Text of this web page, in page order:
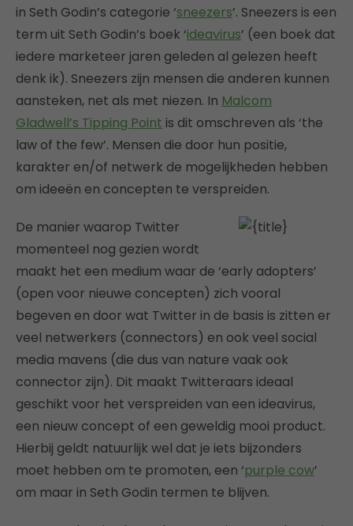
in Seth Godin’s categorie ‘sneezers’. Sneezers is een
term uit Seth Godin’s boek ‘ideavirus’ (een boek dat
iedere marketeer jaren geleden al gelezen heeft
denk ik). Sneezers zijn mensen die anderen kunnen
aansteken, net als met niezen. In Malcom
Gladwell’s Tipping Point is dit omschreven als ‘the
law of the few’. Mensen die door hun positie,
karakter en/of netwerk de mogelijkheden hebben
om ideeën en concepten te verspreiden.
De manier waarop Twitter
momenteel nog gezien wordt
maakt het een medium waar de ‘early adopters’
(open voor nieuwe concepten) zich vooral
begeven en door wat Twitter in de basis is zitten er
veel netwerkers (connectors) en ook veel social
media mavens (die dus van nature vaak ook
connector zijn). Dit maakt Twitteraars ideaal
geschikt voor het verspreiden van een ideavirus,
een nieuw concept of een geweldig mooi product.
Hierbij geldt natuurlijk wel dat je iets bijzonders
moet hebben om te promoten, een ‘purple cow’
om maar in Seth Godin termen te blijven.